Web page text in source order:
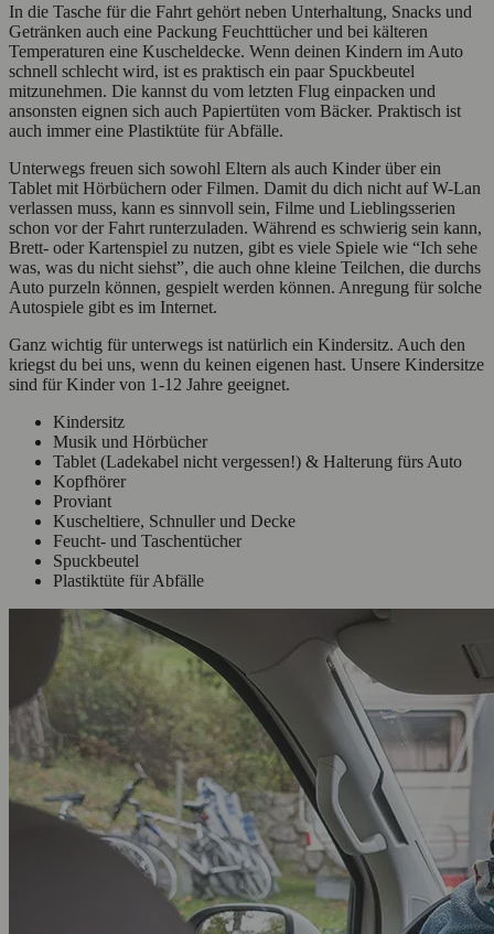
In die Tasche für die Fahrt gehört neben Unterhaltung, Snacks und
Getränken auch eine Packung Feuchttücher und bei kälteren
Temperaturen eine Kuscheldecke. Wenn deinen Kindern im Auto
schnell schlecht wird, ist es praktisch ein paar Spuckbeutel
mitzunehmen. Die kannst du vom letzten Flug einpacken und
ansonsten eignen sich auch Papiertüten vom Bäcker. Praktisch ist
auch immer eine Plastiktüte für Abfälle.
Unterwegs freuen sich sowohl Eltern als auch Kinder über ein
Tablet mit Hörbüchern oder Filmen. Damit du dich nicht auf W-Lan
verlassen muss, kann es sinnvoll sein, Filme und Lieblingsserien
schon vor der Fahrt runterzuladen. Während es schwierig sein kann,
Brett- oder Kartenspiel zu nutzen, gibt es viele Spiele wie “Ich sehe
was, was du nicht siehst”, die auch ohne kleine Teilchen, die durchs
Auto purzeln können, gespielt werden können. Anregung für solche
Autospiele gibt es im Internet.
Ganz wichtig für unterwegs ist natürlich ein Kindersitz. Auch den
kriegst du bei uns, wenn du keinen eigenen hast. Unsere Kindersitze
sind für Kinder von 1-12 Jahre geeignet.
Kindersitz
Musik und Hörbücher
Tablet (Ladekabel nicht vergessen!) & Halterung fürs Auto
Kopfhörer
Proviant
Kuscheltiere, Schnuller und Decke
Feucht- und Taschentücher
Spuckbeutel
Plastiktüte für Abfälle